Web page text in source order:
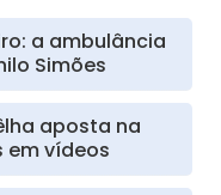
a ambulância
Simões
aposta na
vídeos